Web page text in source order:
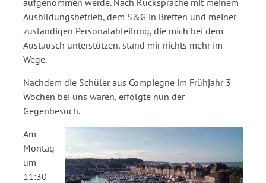
aufgenommen werde. Nach Rücksprache mit meinem
Ausbildungsbetrieb, dem S&G in Bretten und meiner
zuständigen Personalabteilung, die mich bei dem
Austausch unterstützen, stand mir nichts mehr im
Wege.
Nachdem die Schüler aus Compiegne im Frühjahr 3
Wochen bei uns waren, erfolgte nun der
Gegenbesuch.
Am
Montag
um
11:30